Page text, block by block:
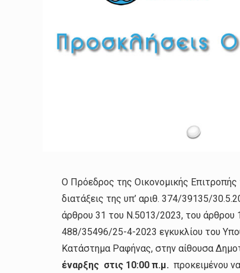
Ο Πρόεδρος της Οικονομικής
διατάξεις της υπ’ αριθ. 374/39135/
άρθρου 31 του Ν.5013/2023, του άρθρου
488/35496/25-4-2023 εγκυκλίου του
Κατάστημα Ραφήνας, στην αίθουσα
έναρξης στις 10:00 π.μ.προκειμένου